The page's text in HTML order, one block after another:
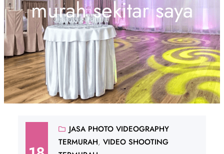
murah sekitar saya
JASA PHOTO VIDEOGRAPHY
TERMURAH, VIDEO SHOOTING